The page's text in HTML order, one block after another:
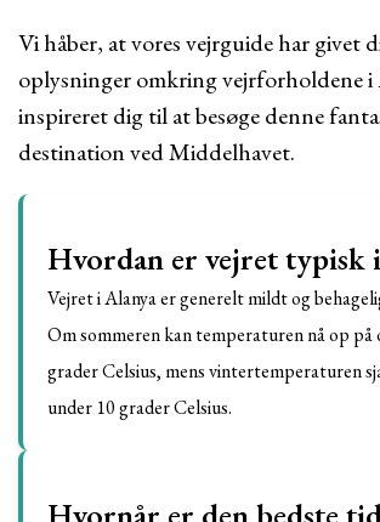
Vi håber, at vores vejrguide har givet
oplysninger omkring vejrforholdene i
inspireret dig til at besøge denne
destination ved Middelhavet.
Hvordan er vejret typisk
Vejret i Alanya er generelt mildt og
Om sommeren kan temperaturen nå op på
grader Celsius, mens vintertemperaturen
under 10 grader Celsius.